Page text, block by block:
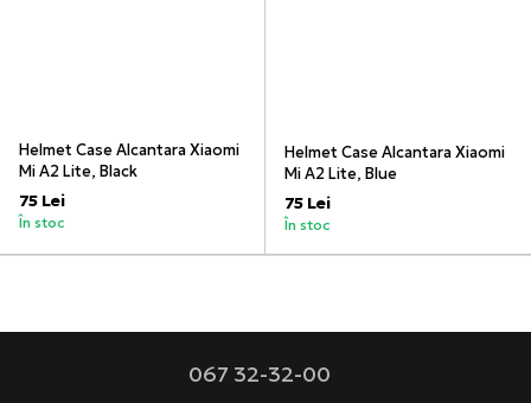
Helmet Case Alcantara Xiaomi
Mi A2 Lite, Black
75 Lei
În stoc
Helmet Case Alcantara Xiaomi
Mi A2 Lite, Blue
75 Lei
În stoc
067 32-32-00